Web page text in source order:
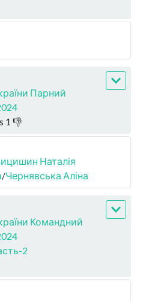
Парний
1 👎
Наталія
/Чернявська Аліна
Командний
2